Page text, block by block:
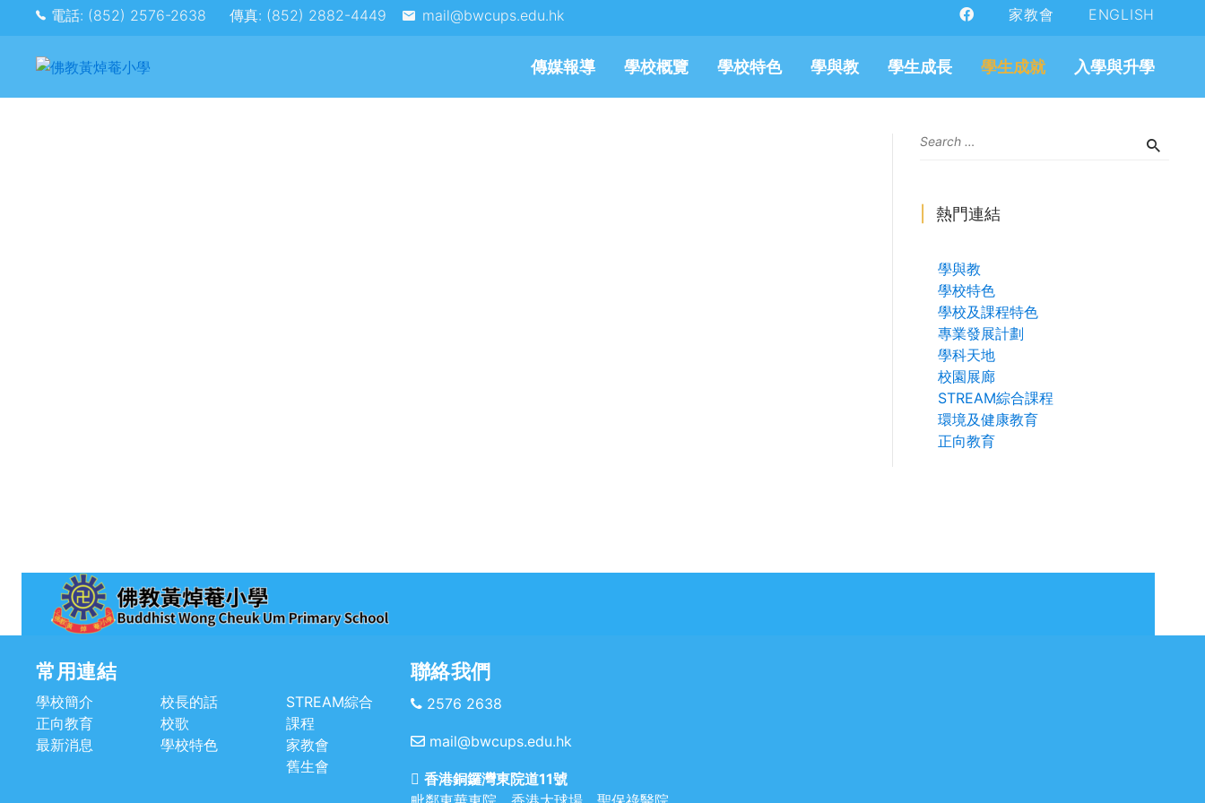
電話: (852) 2576-2638 傳真: (852) 2882-4449 mail@bwcups.edu.hk 家教會 ENGLISH
傳媒報導 學校概覽 學校特色 學與教 學生成長 學生成就 入學與升學
熱門連結
學與教
學校特色
學校及課程特色
專業發展計劃
學科天地
校園展廊
STREAM綜合課程
環境及健康教育
正向教育
常用連結
學校簡介
正向教育
最新消息
校長的話
校歌
學校特色
STREAM綜合
課程
家教會
舊生會
聯絡我們
2576 2638
mail@bwcups.edu.hk
香港銅鑼灣東院道11號